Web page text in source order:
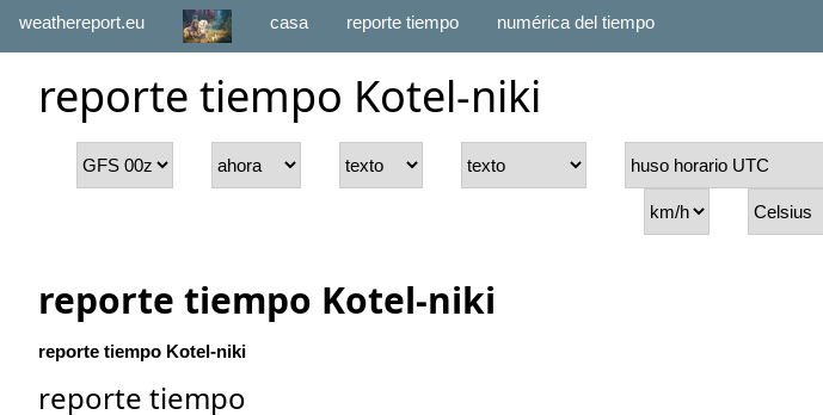
weathereport.eu casa reporte tiempo numérica del tiempo
reporte tiempo Kotel-niki
reporte tiempo Kotel-niki
reporte tiempo Kotel-niki
reporte tiempo